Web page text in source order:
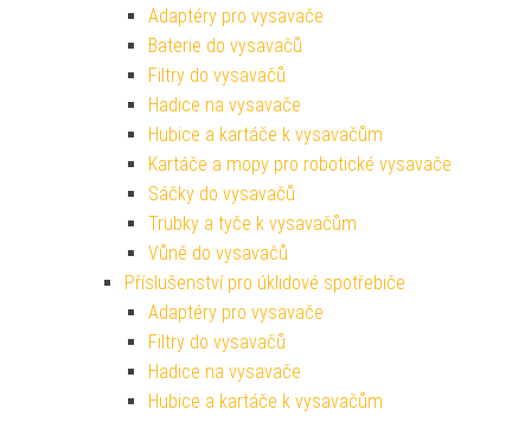
Adaptéry pro vysavače
Baterie do vysavačů
Filtry do vysavačů
Hadice na vysavače
Hubice a kartáče k vysavačům
Kartáče a mopy pro robotické vysavače
Sáčky do vysavačů
Trubky a tyče k vysavačům
Vůně do vysavačů
Příslušenství pro úklidové spotřebiče
Adaptéry pro vysavače
Filtry do vysavačů
Hadice na vysavače
Hubice a kartáče k vysavačům